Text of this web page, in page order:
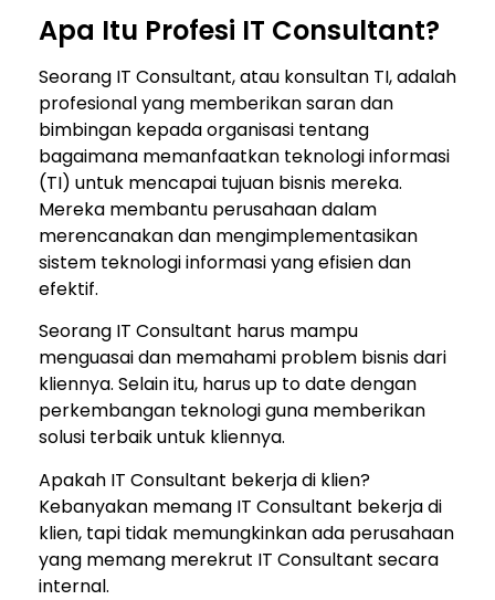
Apa Itu Profesi IT Consultant?
Seorang IT Consultant, atau konsultan TI, adalah
profesional yang memberikan saran dan
bimbingan kepada organisasi tentang
bagaimana memanfaatkan teknologi informasi
(TI) untuk mencapai tujuan bisnis mereka.
Mereka membantu perusahaan dalam
merencanakan dan mengimplementasikan
sistem teknologi informasi yang efisien dan
efektif.
Seorang IT Consultant harus mampu
menguasai dan memahami problem bisnis dari
kliennya. Selain itu, harus up to date dengan
perkembangan teknologi guna memberikan
solusi terbaik untuk kliennya.
Apakah IT Consultant bekerja di klien?
Kebanyakan memang IT Consultant bekerja di
klien, tapi tidak memungkinkan ada perusahaan
yang memang merekrut IT Consultant secara
internal.